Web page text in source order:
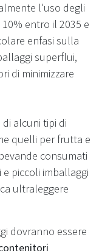
l'uso degli
entro il 2035 e
enfasi sulla
superflui,
di minimizzare
alcuni tipi di
quelli per frutta e
consumati
piccoli imballaggi
ultraleggere
dovranno essere